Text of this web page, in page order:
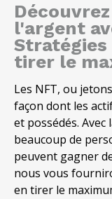
l'argent
tirer le
Les NFT, ou
façon dont les
et possédés.
beaucoup de
peuvent gagner
nous vous
en tirer le